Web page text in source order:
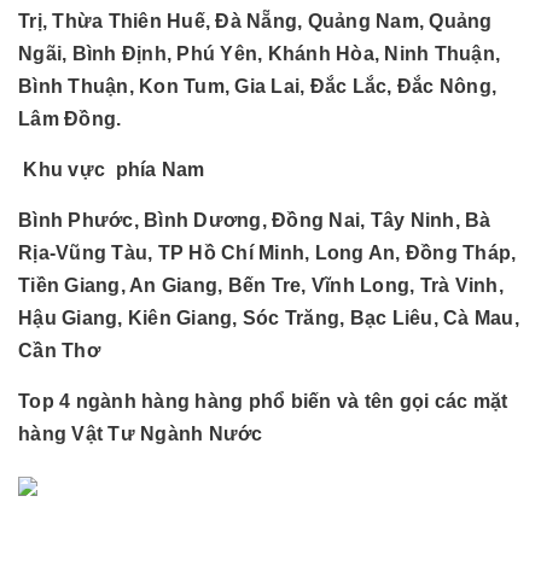
Trị, Thừa Thiên Huế, Đà Nẵng, Quảng Nam, Quảng
Ngãi, Bình Định, Phú Yên, Khánh Hòa, Ninh Thuận,
Bình Thuận, Kon Tum, Gia Lai, Đắc Lắc, Đắc Nông,
Lâm Đồng.
Khu vực phía Nam
Bình Phước, Bình Dương, Đồng Nai, Tây Ninh, Bà
Rịa-Vũng Tàu, TP Hồ Chí Minh, Long An, Đồng Tháp,
Tiền Giang, An Giang, Bến Tre, Vĩnh Long, Trà Vinh,
Hậu Giang, Kiên Giang, Sóc Trăng, Bạc Liêu, Cà Mau,
Cần Thơ
Top 4 ngành hàng hàng phổ biến và tên gọi các mặt
hàng Vật Tư Ngành Nước